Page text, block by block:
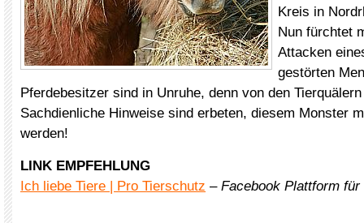
Kreis in
Nun fürchtet
Attacken
gestörten
Pferdebesitzer sind in Unruhe, denn von den
Sachdienliche Hinweise sind erbeten, diesem Monster
werden!
LINK EMPFEHLUNG
Ich liebe Tiere | Pro Tierschutz – Facebook Plattform für